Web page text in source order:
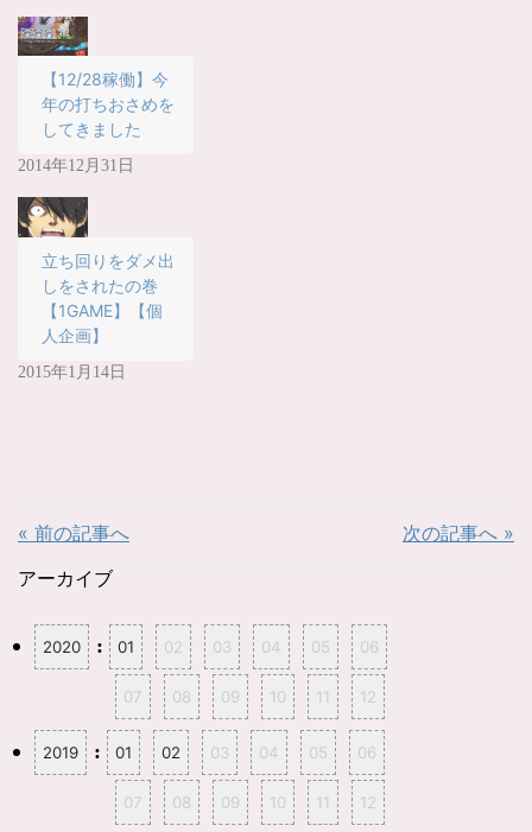
(
新
し
い
ウ
ィ
ン
ウ
開
き
す
)
て
く
だ
さ
い
新
し
ウ
で
開
き
ま
【12/28稼働】今
年の打ちおさめを
してきました
2014年12月31日
立ち回りをダメ出
しをされたの巻
【1GAME】【個
人企画】
2015年1月14日
« 前の記事へ 次の記事へ »
アーカイブ
2020 : 01 02 03 04 05 06
07 08 09 10 11 12
2019 : 01 02 03 04 05 06
07 08 09 10 11 12